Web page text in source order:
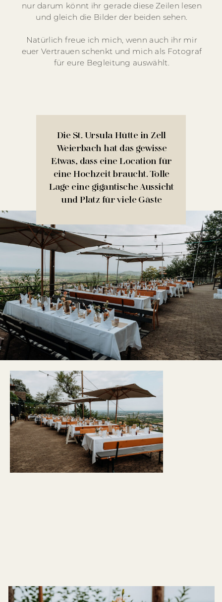
nur darum könnt ihr gerade diese Zeilen lesen
und gleich die Bilder der beiden sehen.
Natürlich freue ich mich, wenn auch ihr mir
euer Vertrauen schenkt und mich als Fotograf
für eure Begleitung auswählt.
Die St. Ursula Hütte in Zell
Weierbach hat das gewisse
Etwas, dass eine Location für
eine Hochzeit braucht. Tolle
Lage eine gigantische Aussicht
und Platz für viele Gäste